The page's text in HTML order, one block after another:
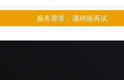
服务异常，请稍候再试